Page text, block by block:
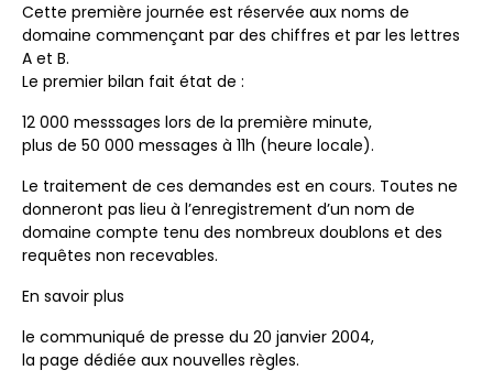
Cette première journée est réservée aux noms de
domaine commençant par des chiffres et par les lettres
A et B.
Le premier bilan fait état de :
12 000 messsages lors de la première minute,
plus de 50 000 messages à 11h (heure locale).
Le traitement de ces demandes est en cours. Toutes ne
donneront pas lieu à l’enregistrement d’un nom de
domaine compte tenu des nombreux doublons et des
requêtes non recevables.
En savoir plus
le communiqué de presse du 20 janvier 2004,
la page dédiée aux nouvelles règles.